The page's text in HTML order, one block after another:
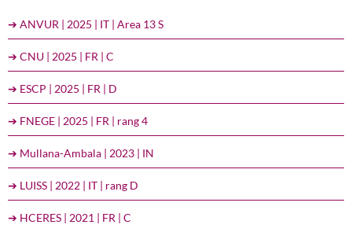
➔ ANVUR | 2025 | IT | Area 13 S
➔ CNU | 2025 | FR | C
➔ ESCP | 2025 | FR | D
➔ FNEGE | 2025 | FR | rang 4
➔ Mullana-Ambala | 2023 | IN
➔ LUISS | 2022 | IT | rang D
➔ HCERES | 2021 | FR | C